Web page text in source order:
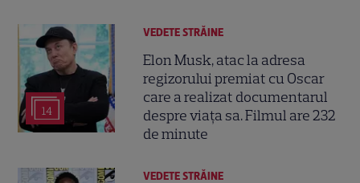
14
VEDETE STRĂINE
Elon Musk, atac la adresa
regizorului premiat cu Oscar
care a realizat documentarul
despre viața sa. Filmul are 232
de minute
VEDETE STRĂINE